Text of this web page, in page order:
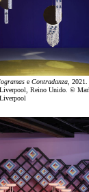
e Contradanza ,
Liverpool, Reino Unido. ©